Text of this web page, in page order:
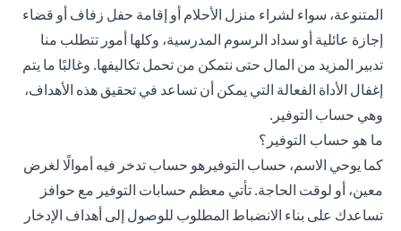
المتنوعة، سواء لشراء منزل الأحلام أو إقامة حفل زفاف أو قضاء
إجازة عائلية أو سداد الرسوم المدرسية، وكلها أمور تتطلب منا
تدبير المزيد من المال حتى نتمكن من تحمل تكاليفها. وغالبًا ما يتم
إغفال الأداة الفعالة التي يمكن أن تساعد في تحقيق هذه الأهداف،
وهي حساب التوفير.
ما هو حساب التوفير؟
كما يوحي الاسم، حساب التوفيرهو حساب تدخر فيه أموالًا لغرض
معين، أو لوقت الحاجة. تأتي معظم حسابات التوفير مع حوافز
تساعدك على بناء الانضباط المطلوب للوصول إلى أهداف الإدخار